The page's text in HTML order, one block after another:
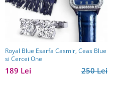
Royal Blue Esarfa Casmir, Ceas Blue
si Cercei One
250 Lei
189 Lei